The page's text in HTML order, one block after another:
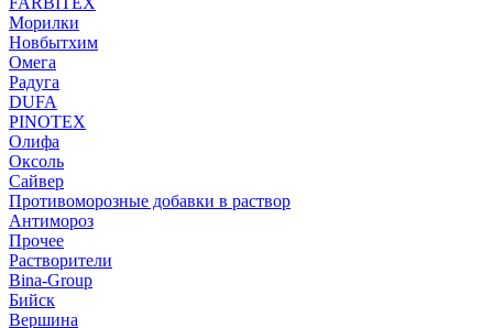
Морилки
Новбытхим
Омега
Радуга
DUFA
PINOTEX
Олифа
Оксоль
Сайвер
Противоморозные добавки в раствор
Антимороз
Прочее
Растворители
Bina-Group
Бийск
Вершина